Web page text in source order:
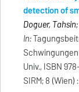
detection of
Doguer,
In:
Univ., ISBN
SIRM; 8